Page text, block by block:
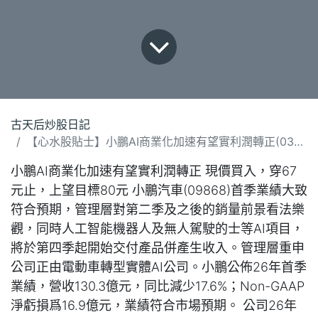
古天后炒股日記
【心水股貼士】小鵬AI商業化加速有望實利潤轉正(030626).docx
小鵬AI商業化加速有望實利潤轉正 現價買入，穿67
元止，上望目標80元 小鵬汽車(09868)首季業績大致
符合預期，管理層對第二季及之後的銷量前景看法樂
觀，同時人工智能機器人及無人駕駛的士等AI項目，
將於第四季起開始交付產品併產生收入。管理層重申
公司正由電動車轉型實體AI公司。小鵬公佈26年首季
業績，營收130.3億元，同比減少17.6%；Non-GAAP
淨虧損爲16.9億元，業績符合市場預期。 公司26年